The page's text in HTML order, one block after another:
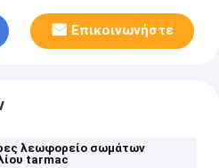
Επικοινωνήστε
λεωφορείο σωμάτων
tarmac